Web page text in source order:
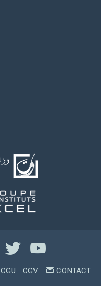
CGU CGV CONTACT